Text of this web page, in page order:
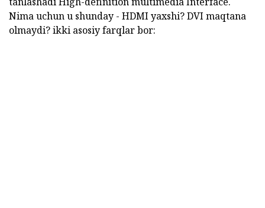
Nima uchun u shunday - HDMI yaxshi? DVI maqtana
olmaydi? ikki asosiy farqlar bor: